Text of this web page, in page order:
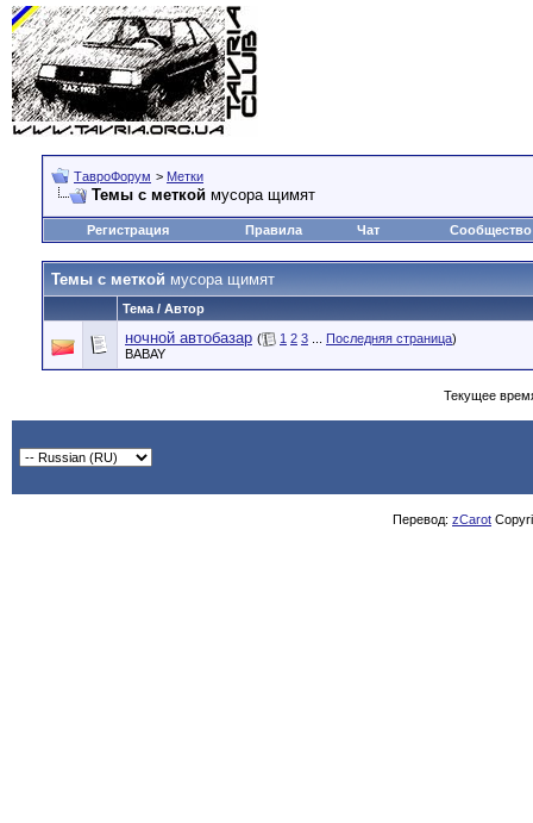
ТавроФорум > Метки
Темы с меткой мусора щимят
Регистрация Правила Чат Сообщество
Темы с меткой мусора щимят
Тема / Автор
ночной автобазар ( 1 2 3 Последняя страница)
BABAY
Текущее
Перевод: zCarot